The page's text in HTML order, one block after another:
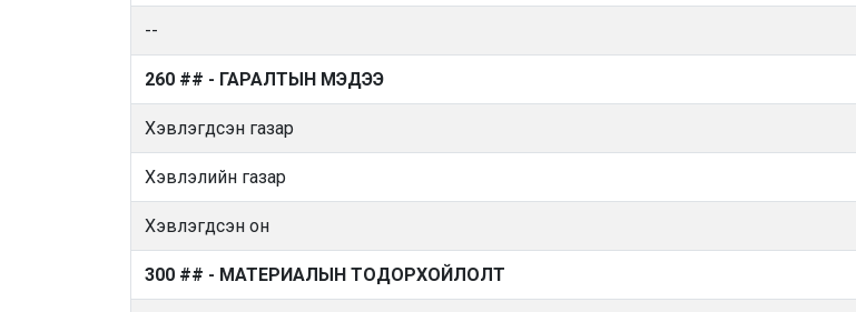
--
260 ## - ГАРАЛТЫН МЭДЭЭ
Хэвлэгдсэн газар
Хэвлэлийн газар
Хэвлэгдсэн он
300 ## - МАТЕРИАЛЫН ТОДОРХОЙЛОЛТ